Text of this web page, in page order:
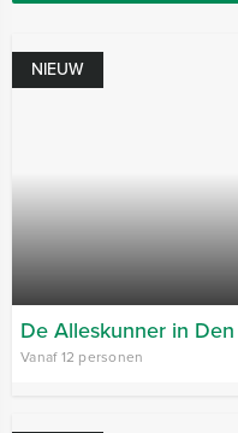
NIEUW
De Alleskunner in
Vanaf 12 personen